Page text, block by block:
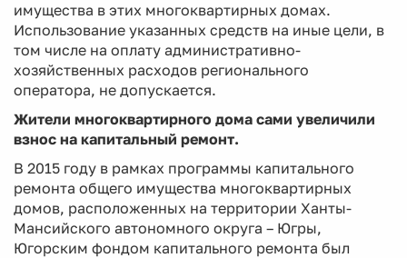
имущества в этих многоквартирных домах.
Использование указанных средств на иные цели, в
том числе на оплату административно-
хозяйственных расходов регионального
оператора, не допускается.
Жители многоквартирного дома сами увеличили
взнос на капитальный ремонт.
В 2015 году в рамках программы капитального
ремонта общего имущества многоквартирных
домов, расположенных на территории Ханты-
Мансийского автономного округа – Югры,
Югорским фондом капитального ремонта был